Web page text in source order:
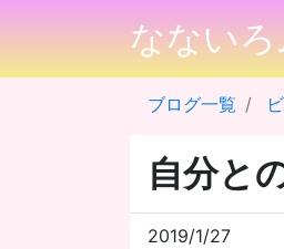
なない
ブログ一覧
自分と
2019/1/27